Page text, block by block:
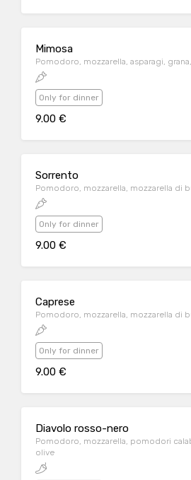
Mimosa
Pomodoro, mozzarella, asparagi,
Only for dinner
9.00 €
Sorrento
Pomodoro, mozzarella, mozzarella di
Only for dinner
9.00 €
Caprese
Pomodoro, mozzarella, mozzarella di
Only for dinner
9.00 €
Diavolo rosso-nero
Pomodoro, mozzarella, pomodori
olive